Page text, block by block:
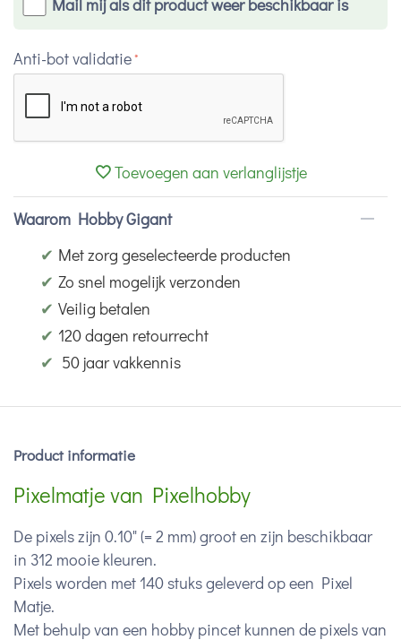
Mail mij als dit product weer beschikbaar is
Anti-bot validatie
Toevoegen aan verlanglijstje
Waarom Hobby Gigant
✔ Met zorg geselecteerde producten
✔ Zo snel mogelijk verzonden
✔ Veilig betalen
✔ 120 dagen retourrecht
✔ 50 jaar vakkennis
Product informatie
Pixelmatje van Pixelhobby
De pixels zijn 0.10" (= 2 mm) groot en zijn beschikbaar
in 312 mooie kleuren.
Pixels worden met 140 stuks geleverd op een Pixel
Matje.
Met behulp van een hobby pincet kunnen de pixels van